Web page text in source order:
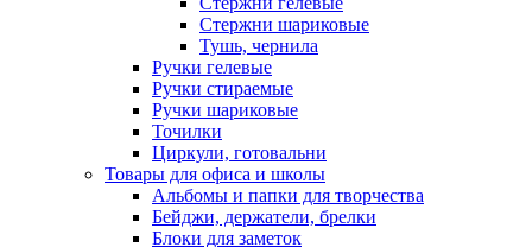
Стержни шариковые
Тушь, чернила
Ручки гелевые
Ручки стираемые
Ручки шариковые
Точилки
Циркули, готовальни
Товары для офиса и школы
Альбомы и папки для творчества
Бейджи, держатели, брелки
Блоки для заметок